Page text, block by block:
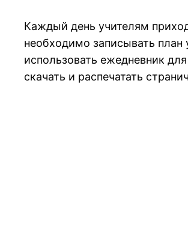
Каждый день учителям
необходимо записывать
использовать ежедневник
скачать и распечатать